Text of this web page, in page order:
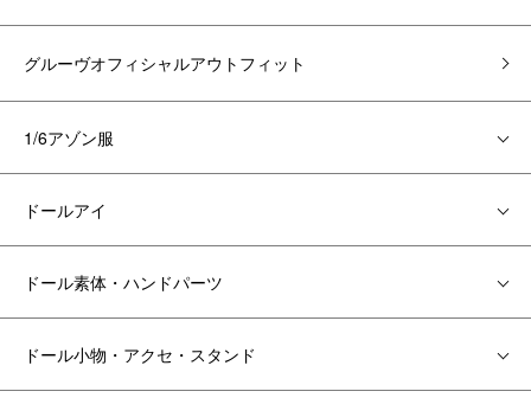
グルーヴオフィシャルアウトフィット
1/6アゾン服
ドールアイ
ドール素体・ハンドパーツ
ドール小物・アクセ・スタンド